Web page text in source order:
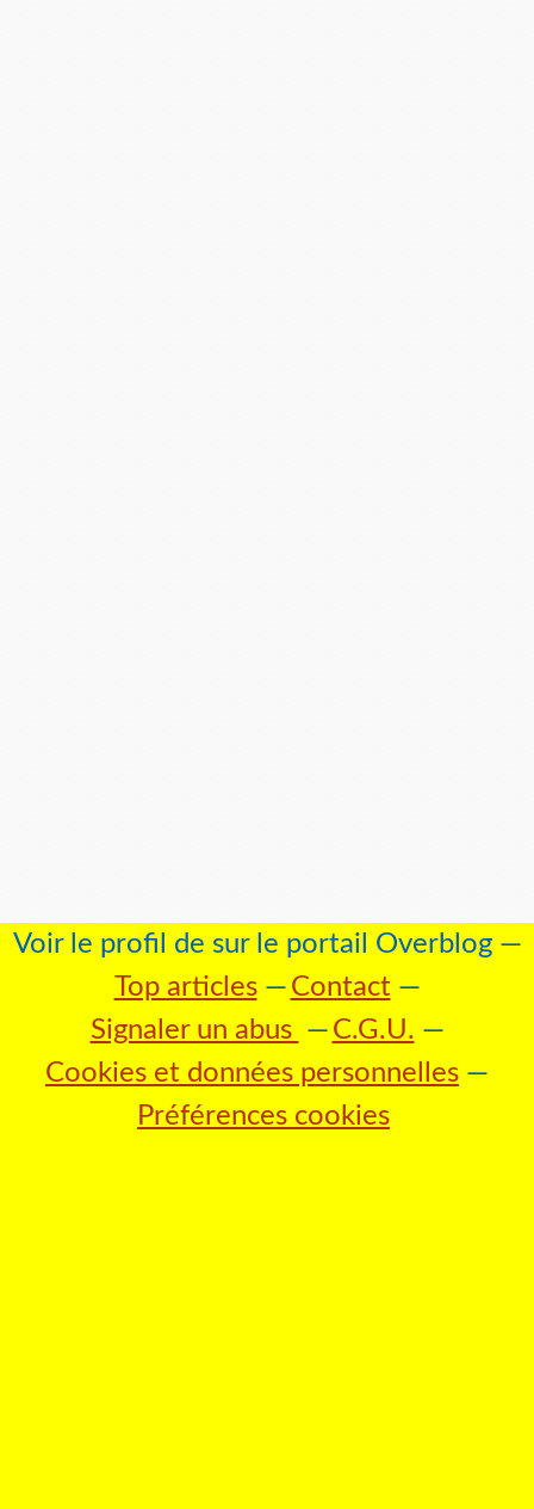
Voir le profil de sur le portail Overblog
Top articles
Contact
Signaler un abus
C.G.U.
Cookies et données personnelles
Préférences cookies